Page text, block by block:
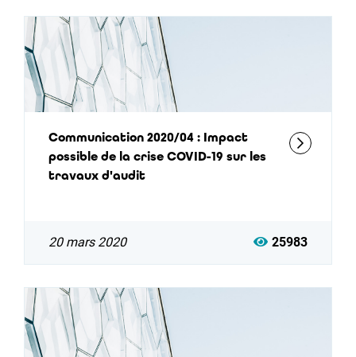
Communication 2020/04 : Impact
possible de la crise COVID-19 sur les
travaux d'audit
20 mars 2020 25983